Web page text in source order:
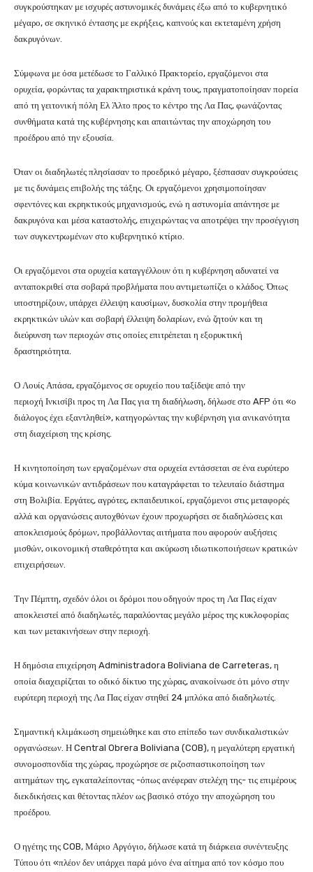
συγκρούστηκαν με ισχυρές αστυνομικές δυνάμεις έξω από το κυβερνητικό
μέγαρο, σε σκηνικό έντασης με εκρήξεις, καπνούς και εκτεταμένη χρήση
δακρυγόνων.
Σύμφωνα με όσα μετέδωσε το Γαλλικό Πρακτορείο, εργαζόμενοι στα
ορυχεία, φορώντας τα χαρακτηριστικά κράνη τους, πραγματοποίησαν πορεία
από τη γειτονική πόλη Ελ Άλτο προς το κέντρο της Λα Πας, φωνάζοντας
συνθήματα κατά της κυβέρνησης και απαιτώντας την αποχώρηση του
προέδρου από την εξουσία.
Όταν οι διαδηλωτές πλησίασαν το προεδρικό μέγαρο, ξέσπασαν συγκρούσεις
με τις δυνάμεις επιβολής της τάξης. Οι εργαζόμενοι χρησιμοποίησαν
σφεντόνες και εκρηκτικούς μηχανισμούς, ενώ η αστυνομία απάντησε με
δακρυγόνα και μέσα καταστολής, επιχειρώντας να αποτρέψει την προσέγγιση
των συγκεντρωμένων στο κυβερνητικό κτίριο.
Οι εργαζόμενοι στα ορυχεία καταγγέλλουν ότι η κυβέρνηση αδυνατεί να
ανταποκριθεί στα σοβαρά προβλήματα που αντιμετωπίζει ο κλάδος. Όπως
υποστηρίζουν, υπάρχει έλλειψη καυσίμων, δυσκολία στην προμήθεια
εκρηκτικών υλών και σοβαρή έλλειψη δολαρίων, ενώ ζητούν και τη
διεύρυνση των περιοχών στις οποίες επιτρέπεται η εξορυκτική
δραστηριότητα.
Ο Λουίς Απάσα, εργαζόμενος σε ορυχείο που ταξίδεψε από την
περιοχή Ινκισίβι προς τη Λα Πας για τη διαδήλωση, δήλωσε στο AFP ότι «ο
διάλογος έχει εξαντληθεί», κατηγορώντας την κυβέρνηση για ανικανότητα
στη διαχείριση της κρίσης.
Η κινητοποίηση των εργαζομένων στα ορυχεία εντάσσεται σε ένα ευρύτερο
κύμα κοινωνικών αντιδράσεων που καταγράφεται το τελευταίο διάστημα
στη Βολιβία. Εργάτες, αγρότες, εκπαιδευτικοί, εργαζόμενοι στις μεταφορές
αλλά και οργανώσεις αυτοχθόνων έχουν προχωρήσει σε διαδηλώσεις και
αποκλεισμούς δρόμων, προβάλλοντας αιτήματα που αφορούν αυξήσεις
μισθών, οικονομική σταθερότητα και ακύρωση ιδιωτικοποιήσεων κρατικών
επιχειρήσεων.
Την Πέμπτη, σχεδόν όλοι οι δρόμοι που οδηγούν προς τη Λα Πας είχαν
αποκλειστεί από διαδηλωτές, παραλύοντας μεγάλο μέρος της κυκλοφορίας
και των μετακινήσεων στην περιοχή.
Η δημόσια επιχείρηση Administradora Boliviana de Carreteras, η
οποία διαχειρίζεται το οδικό δίκτυο της χώρας, ανακοίνωσε ότι μόνο στην
ευρύτερη περιοχή της Λα Πας είχαν στηθεί 24 μπλόκα από διαδηλωτές.
Σημαντική κλιμάκωση σημειώθηκε και στο επίπεδο των συνδικαλιστικών
οργανώσεων. Η Central Obrera Boliviana (COB), η μεγαλύτερη εργατική
συνομοσπονδία της χώρας, προχώρησε σε ριζοσπαστικοποίηση των
αιτημάτων της, εγκαταλείποντας -όπως ανέφεραν στελέχη της- τις επιμέρους
διεκδικήσεις και θέτοντας πλέον ως βασικό στόχο την αποχώρηση του
προέδρου.
Ο ηγέτης της COB, Μάριο Αργόγιο, δήλωσε κατά τη διάρκεια συνέντευξης
Τύπου ότι «πλέον δεν υπάρχει παρά μόνο ένα αίτημα από τον κόσμο που